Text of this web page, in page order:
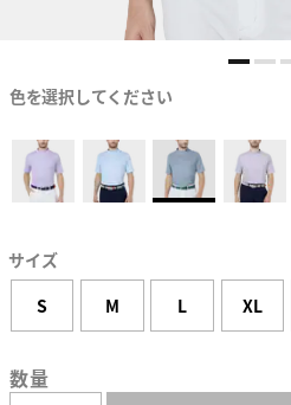
色を選択してください
サイズ
S
M L XL
数量